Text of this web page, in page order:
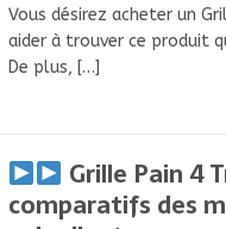
Vous désirez acheter un
aider à trouver ce produit
De plus, […]
Grille Pain 4
comparatifs des